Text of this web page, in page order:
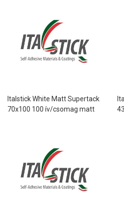
Italstick White Matt Supertack
70x100 100 ív/csomag matt